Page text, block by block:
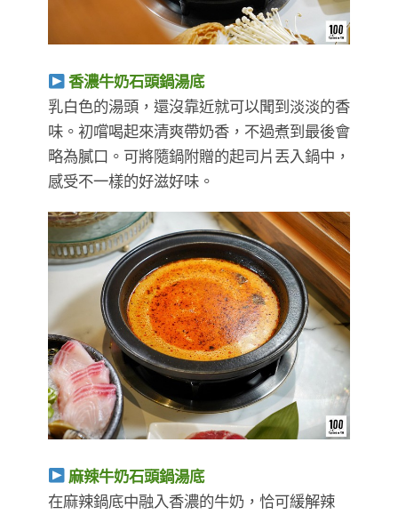
香濃牛奶石頭鍋湯底
乳白色的湯頭，還沒靠近就可以聞到淡淡的香
味。初嚐喝起來清爽帶奶香，不過煮到最後會
略為膩口。可將隨鍋附贈的起司片丟入鍋中，
感受不一樣的好滋好味。
麻辣牛奶石頭鍋湯底
在麻辣鍋底中融入香濃的牛奶，恰可緩解辣